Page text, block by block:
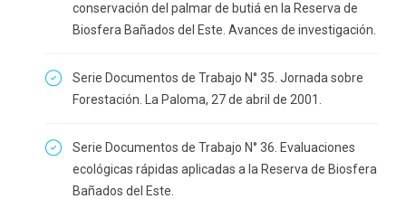
conservación del palmar de butiá en la Reserva de
Biosfera Bañados del Este. Avances de investigación.
Serie Documentos de Trabajo N° 35. Jornada sobre
Forestación. La Paloma, 27 de abril de 2001.
Serie Documentos de Trabajo N° 36. Evaluaciones
ecológicas rápidas aplicadas a la Reserva de Biosfera
Bañados del Este.